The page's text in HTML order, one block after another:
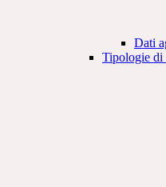
Dati
Tipologie di